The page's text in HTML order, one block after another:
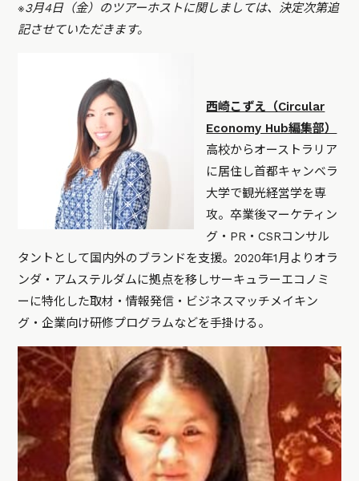
※3月4日（金）のツアーホストに関しましては、決定次第追
記させていただきます。
西崎こずえ（Circular
Economy Hub編集部）
高校からオーストラリア
に居住し首都キャンベラ
大学で観光経営学を専
攻。卒業後マーケティン
グ・PR・CSRコンサル
タントとして国内外のブランドを支援。2020年1月よりオラ
ンダ・アムステルダムに拠点を移しサーキュラーエコノミ
ーに特化した取材・情報発信・ビジネスマッチメイキン
グ・企業向け研修プログラムなどを手掛ける。